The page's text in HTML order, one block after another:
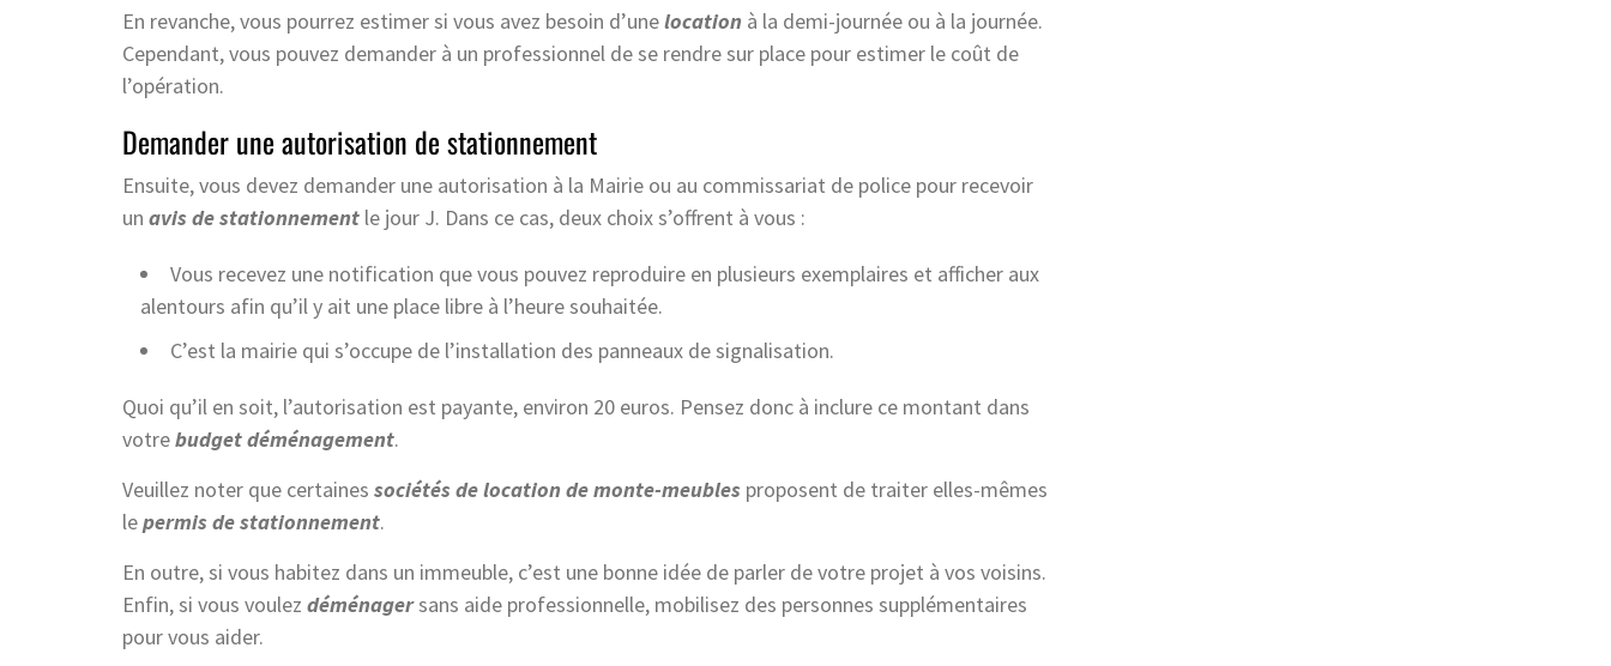
En revanche, vous pourrez estimer si vous avez besoin d’unelocation à la demi-journée ou à la journée.
Cependant, vous pouvez demander à un professionnel de se rendre sur place pour estimer le coût de
l’opération.
Demander une autorisation de stationnement
Ensuite, vous devez demander une autorisation à la Mairie ou au commissariat de police pour recevoir
un avis de stationnement le jour J. Dans ce cas, deux choix s’offrent à vous :
Vous recevez une notification que vous pouvez reproduire en plusieurs exemplaires et afficher aux
alentours afin qu’il y ait une place libre à l’heure souhaitée.
C’est la mairie qui s’occupe de l’installation des panneaux de signalisation.
Quoi qu’il en soit, l’autorisation est payante, environ 20 euros. Pensez donc à inclure ce montant dans
votrebudget déménagement.
Veuillez noter que certaines sociétés de location de monte-meubles proposent de traiter elles-mêmes
lepermis de stationnement.
En outre, si vous habitez dans un immeuble, c’est une bonne idée de parler de votre projet à vos voisins.
Enfin, si vous voulez déménagersans aide professionnelle, mobilisez des personnes supplémentaires
pour vous aider.